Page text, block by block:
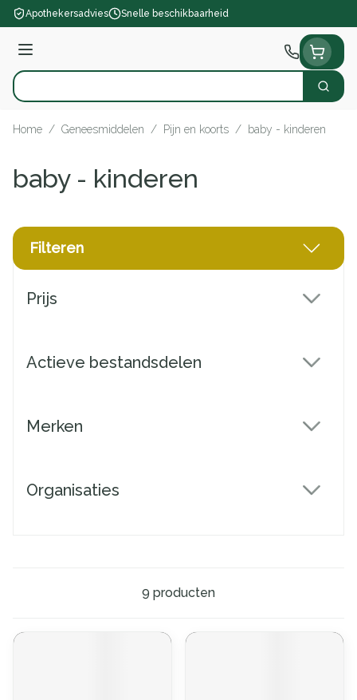
Ga naar de inhoud
Apothekersadvies Snelle beschikbaarheid
Menu
Product, merk, categorie... Zoek
Home / Geneesmiddelen / Pijn en koorts / baby - kinderen
baby - kinderen
Filteren
Prijs
Actieve bestandsdelen
Merken
Organisaties
9 producten